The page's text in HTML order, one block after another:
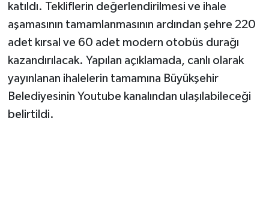
katıldı. Tekliflerin değerlendirilmesi ve ihale
aşamasının tamamlanmasının ardından şehre 220
adet kırsal ve 60 adet modern otobüs durağı
kazandırılacak. Yapılan açıklamada, canlı olarak
yayınlanan ihalelerin tamamına Büyükşehir
Belediyesinin Youtube kanalından ulaşılabileceği
belirtildi.